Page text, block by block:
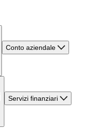
Conto aziendale
Servizi finanziari